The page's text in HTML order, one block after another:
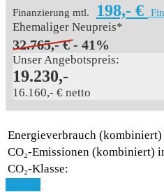
Finanzierung mtl. 198,- €
Ehemaliger Neupreis*
32.765,- € - 41%
Unser Angebotspreis:
19.230,-
16.160,- € netto
Energieverbrauch
CO₂-Emissionen (kombiniert)
CO₂-Klasse: